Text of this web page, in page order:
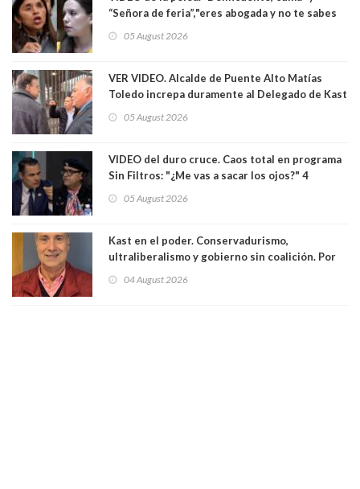
“Señora de feria”,"eres abogada y no te sabes
senadoras Camila Flores y Fabiola Campillai en
05 August 2026
VER VIDEO. Alcalde de Puente Alto Matías
Toledo increpa duramente al Delegado de Kast
delegado nuevamente arrancando"
05 August 2026
VIDEO del duro cruce. Caos total en programa
Sin Filtros: "¿Me vas a sacar los ojos?" 4
excarabinero que dejó ciego a Gustavo Gatica:
05 August 2026
Kast en el poder. Conservadurismo,
ultraliberalismo y gobierno sin coalición. Por
04 August 2026